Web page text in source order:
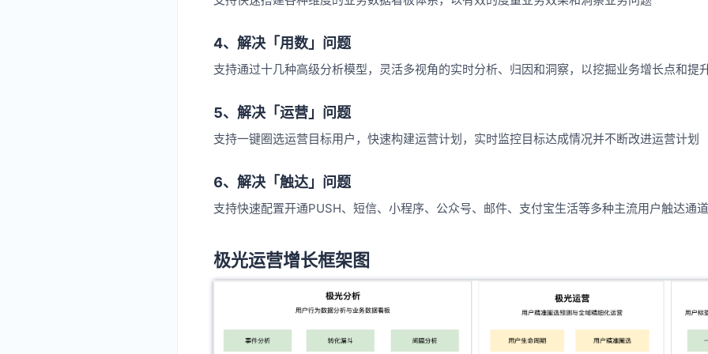
4、解决「用数」问题
支持通过十几种高级分析模型，灵活多视角的实时分析、归因和洞察，以挖掘业务增长点和提
5、解决「运营」问题
支持一键圈选运营目标用户，快速构建运营计划，实时监控目标达成情况并不断改进运营计划
6、解决「触达」问题
支持快速配置开通PUSH、短信、小程序、公众号、邮件、支付宝生活等多种主流用户触达通道
极光运营增长框架图